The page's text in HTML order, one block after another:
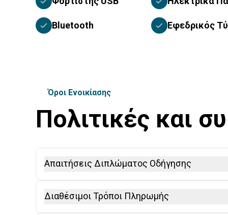
Bluetooth Εφεδρικός
Όροι Ενοικίασης
Πολιτικές και
Απαιτήσεις Διπλώματος Οδήγησης
Απαιτείται Διεθνές Δίπλωμα Οδήγησης (IDP),
Διαθέσιμοι Τρόποι Πληρωμής